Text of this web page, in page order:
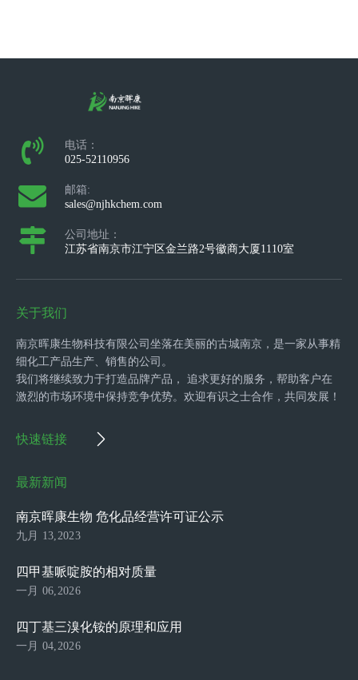
电话：
025-52110956
邮箱:
sales@njhkchem.com
公司地址：
江苏省南京市江宁区金兰路2号徽商大厦1110室
关于我们
南京晖康生物科技有限公司坐落在美丽的古城南京，是一家从事精
细化工产品生产、销售的公司。
我们将继续致力于打造品牌产品， 追求更好的服务，帮助客户在
激烈的市场环境中保持竞争优势。欢迎有识之士合作，共同发展！
快速链接
最新新闻
南京晖康生物 危化品经营许可证公示
九月 13,2023
四甲基哌啶胺的相对质量
一月 06,2026
四丁基三溴化铵的原理和应用
一月 04,2026